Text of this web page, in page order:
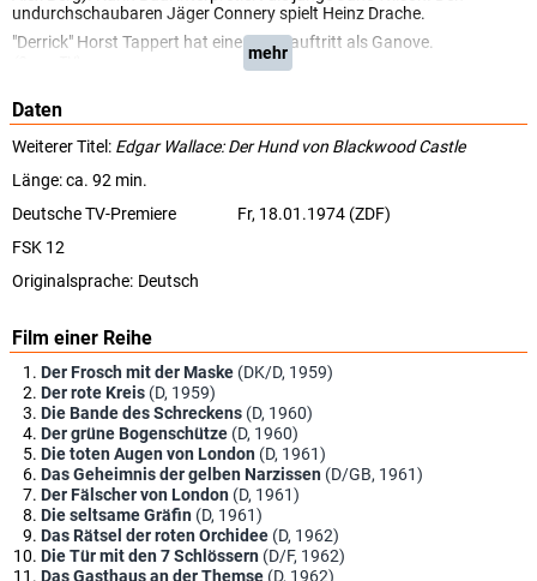
undurchschaubaren Jäger Connery spielt Heinz Drache.
"Derrick" Horst Tappert hat einen Kurzauftritt als Ganove.
mehr
Daten
Weiterer Titel: Edgar Wallace: Der Hund von Blackwood Castle
Länge: ca. 92 min.
Deutsche TV-Premiere
Fr, 18.01.1974 (ZDF)
FSK 12
Originalsprache: Deutsch
Film einer Reihe
Der Frosch mit der Maske (DK/D, 1959)
Der rote Kreis (D, 1959)
Die Bande des Schreckens (D, 1960)
Der grüne Bogenschütze (D, 1960)
Die toten Augen von London (D, 1961)
Das Geheimnis der gelben Narzissen (D/GB, 1961)
Der Fälscher von London (D, 1961)
Die seltsame Gräfin (D, 1961)
Das Rätsel der roten Orchidee (D, 1962)
Die Tür mit den 7 Schlössern (D/F, 1962)
Das Gasthaus an der Themse (D, 1962)